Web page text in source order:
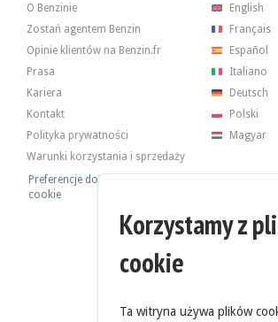
O Benzinie
Zostań agentem Benzin
Opinie klientów na Benzin.fr
Prasa
Kariera
Kontakt
Polityka prywatności
Warunki korzystania i sprzedaży
Preferencje dotyczące plików
cookie
English
Français
Español
Italiano
Deutsch
Polski
Magyar
Korzystamy z
cookie
Ta witryna używa plików